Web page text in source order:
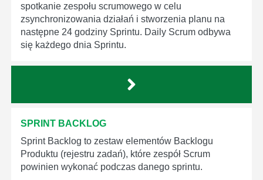
spotkanie zespołu scrumowego w celu
zsynchronizowania działań i stworzenia planu na
następne 24 godziny Sprintu. Daily Scrum odbywa
się każdego dnia Sprintu.
SPRINT BACKLOG
Sprint Backlog to zestaw elementów Backlogu
Produktu (rejestru zadań), które zespół Scrum
powinien wykonać podczas danego sprintu.